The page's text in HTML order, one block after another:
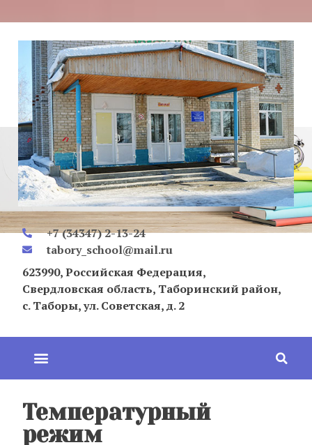
+7 (34347) 2-13-24
tabory_school@mail.ru
623990, Российская Федерация,
Свердловская область, Таборинский район,
с. Таборы, ул. Советская, д. 2
Температурный
режим